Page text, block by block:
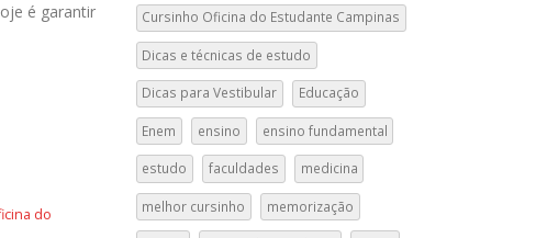
é garantir
do
Cursinho Oficina do Estudante Campinas
Dicas e técnicas de estudo
Dicas para Vestibular Educação
Enem ensino ensino fundamental
estudo faculdades medicina
melhor cursinho memorização